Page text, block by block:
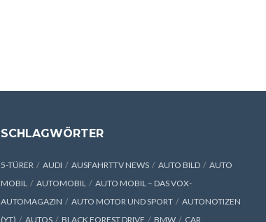
SCHLAGWÖRTER
5-TÜRER AUDI AUSFAHRTTV NEWS AUTO BILD
AUTO
MOBIL
AUTOMOBIL
AUTO MOBIL – DAS VOX-
AUTOMAGAZIN
AUTO MOTOR UND SPORT
AUTONOTIZEN
(YT)
AUTOS BLACK FOREST DRIVE BMW CAR